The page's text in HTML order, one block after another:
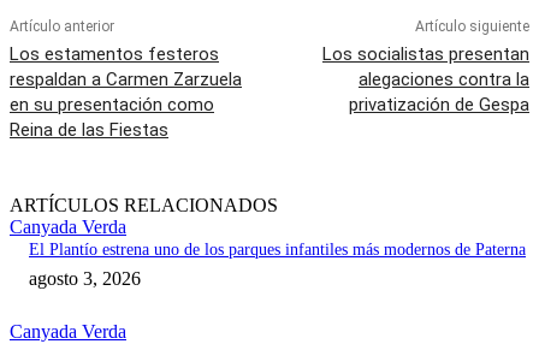
Artículo anterior
Los estamentos festeros
respaldan a Carmen Zarzuela
en su presentación como
Reina de las Fiestas
Artículo siguiente
Los socialistas presentan
alegaciones contra la
privatización de Gespa
ARTÍCULOS RELACIONADOS
Canyada Verda
El Plantío estrena uno de los parques infantiles más modernos de Paterna
agosto 3, 2026
Canyada Verda